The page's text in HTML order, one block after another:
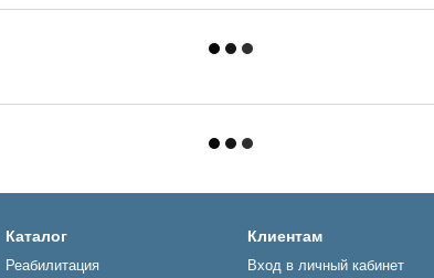
Каталог
Реабилитация
Клиентам
Вход в личный кабинет